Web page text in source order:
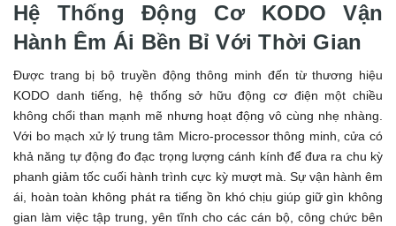
Hệ Thống Động Cơ KODO Vận
Hành Êm Ái Bền Bỉ Với Thời Gian
Được trang bị bộ truyền động thông minh đến từ thương hiệu
KODO danh tiếng, hệ thống sở hữu động cơ điện một chiều
không chổi than mạnh mẽ nhưng hoạt động vô cùng nhẹ nhàng.
Với bo mạch xử lý trung tâm Micro-processor thông minh, cửa có
khả năng tự động đo đạc trọng lượng cánh kính để đưa ra chu kỳ
phanh giảm tốc cuối hành trình cực kỳ mượt mà. Sự vận hành êm
ái, hoàn toàn không phát ra tiếng ồn khó chịu giúp giữ gìn không
gian làm việc tập trung, yên tĩnh cho các cán bộ, công chức bên